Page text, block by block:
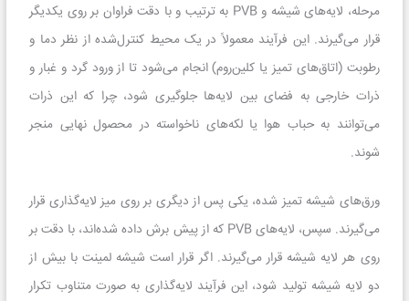
مرحله، لایه‌های شیشه و PVB به ترتیب و با دقت فراوان بر روی یکدیگر
قرار می‌گیرند. این فرآیند معمولاً در یک محیط کنترل‌شده از نظر دما و
رطوبت (اتاق‌های تمیز یا کلین‌روم) انجام می‌شود تا از ورود گرد و غبار و
ذرات خارجی به فضای بین لایه‌ها جلوگیری شود، چرا که این ذرات
می‌توانند به حباب هوا یا لکه‌های ناخواسته در محصول نهایی منجر
شوند.
ورق‌های شیشه تمیز شده، یکی پس از دیگری بر روی میز لایه‌گذاری قرار
می‌گیرند. سپس، لایه‌های PVB که از پیش برش داده شده‌اند، با دقت بر
روی هر لایه شیشه قرار می‌گیرند. اگر قرار است شیشه لمینت با بیش از
دو لایه شیشه تولید شود، این فرآیند لایه‌گذاری به صورت متناوب تکرار